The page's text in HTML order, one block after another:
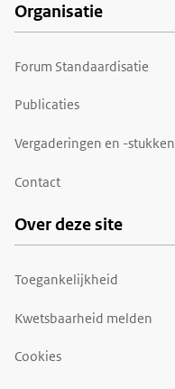
Organisatie
Forum Standaardisatie
Publicaties
Vergaderingen en -stukken
Contact
Over deze site
Toegankelijkheid
Kwetsbaarheid melden
Cookies